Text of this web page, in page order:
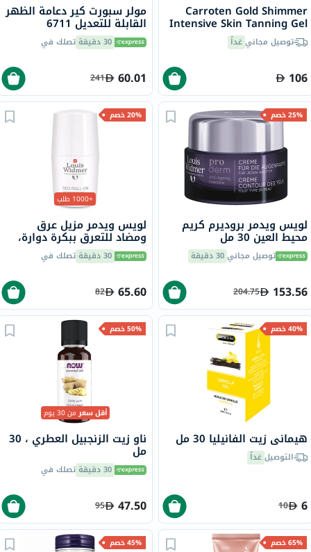
Carroten Gold Shimmer
Intensive Skin Tanning Gel
150mlتوصيل مجانيغداً
106
مولر سبورت كير دعامة الظهر
القابلة للتعديل 6711
30 دقيقة تصلك في
60.01
241
25% خصم
لويس ويدمر بروديرم كريم
محيط العين 30 مل
توصيل مجاني30 دقيقة
153.56
204.75
20% خصم
+1000 طلب
لويس ويدمر مزيل عرق
ومضاد للتعرق ببكرة دوارة،
بدون رائحة، 50 مل
30 دقيقة تصلك في
65.60
82
40% خصم
هيماني زيت الفانيليا 30 مل
التوصيلغداً
6
10
50% خصم
أقل سعرمن 30 يوم
ناو زيت الزنجبيل العطري ، 30
مل
30 دقيقة تصلك في
47.50
95
65% خصم 45% خصم